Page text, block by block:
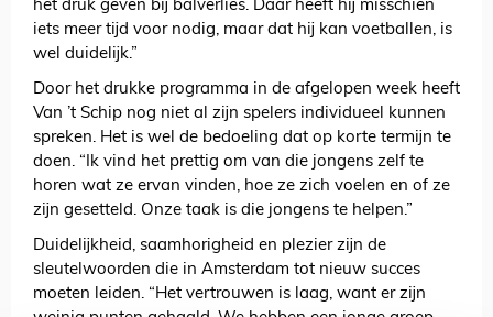
het druk geven bij balverlies. Daar heeft hij misschien
iets meer tijd voor nodig, maar dat hij kan voetballen, is
wel duidelijk.”
Door het drukke programma in de afgelopen week heeft
Van ’t Schip nog niet al zijn spelers individueel kunnen
spreken. Het is wel de bedoeling dat op korte termijn te
doen. “Ik vind het prettig om van die jongens zelf te
horen wat ze ervan vinden, hoe ze zich voelen en of ze
zijn gesetteld. Onze taak is die jongens te helpen.”
Duidelijkheid, saamhorigheid en plezier zijn de
sleutelwoorden die in Amsterdam tot nieuw succes
moeten leiden. “Het vertrouwen is laag, want er zijn